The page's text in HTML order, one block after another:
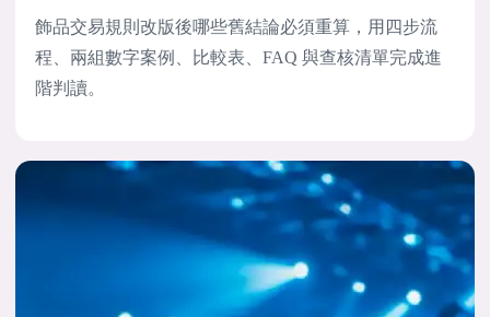
飾品交易規則改版後哪些舊結論必須重算，用四步流
程、兩組數字案例、比較表、FAQ 與查核清單完成進
階判讀。